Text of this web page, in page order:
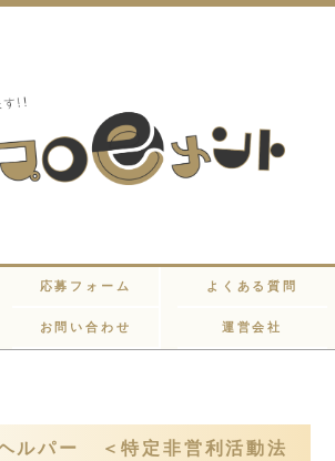
応募フォーム よくある質問
お問い合わせ 運営会社
ルパー ＜特定非営利活動法